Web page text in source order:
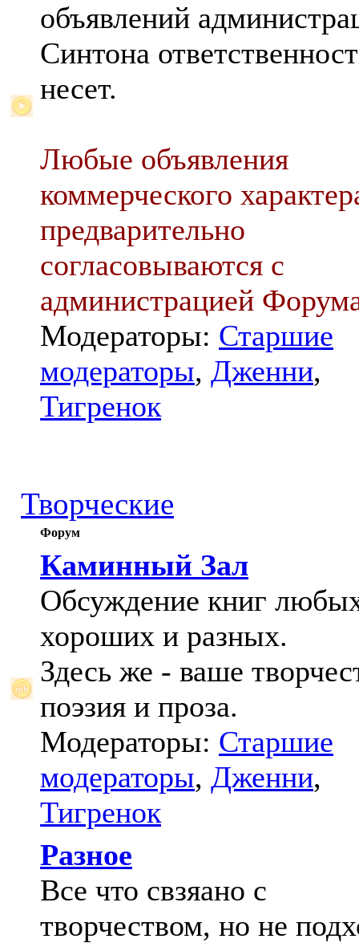
объявлений
Синтона
несет.
Любые объявления
коммерческого
предварительно
согласовываются с
администрацией
Модераторы: Старшие
модераторы, Дженни,
Тигренок
Творческие
Форум
Каминный Зал
Обсуждение книг
хороших и разных.
Здесь же - ваше
поэзия и проза.
Модераторы: Старшие
модераторы, Дженни,
Тигренок
Разное
Все что свзяано с
творчеством, но не